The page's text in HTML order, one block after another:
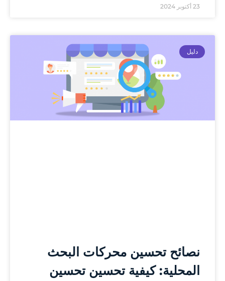
23 أكتوبر 2024
دليل
نصائح تحسين محركات البحث
المحلية: كيفية تحسين تحسين